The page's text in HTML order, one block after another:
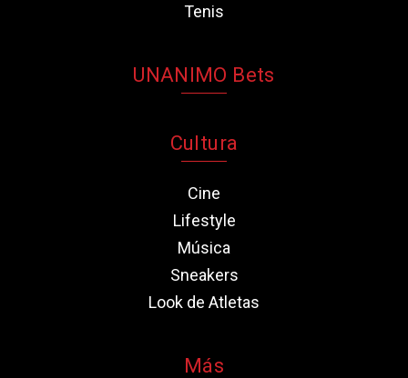
Tenis
UNANIMO Bets
Cultura
Cine
Lifestyle
Música
Sneakers
Look de Atletas
Más